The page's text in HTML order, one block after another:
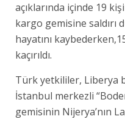
açıklarında içinde 19
kargo gemisine saldırı
hayatını
kaçırıldı.
Türk yetkililer, Liberya
İstanbul merkezli
gemisinin Nijerya’nın